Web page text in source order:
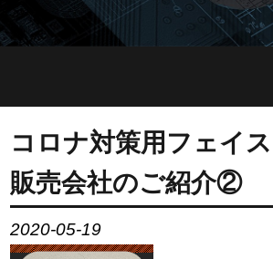
JMAについて
会員情報
イベント案内
コロナ対策用フェイ
販売会社のご紹介②
2020-05-19